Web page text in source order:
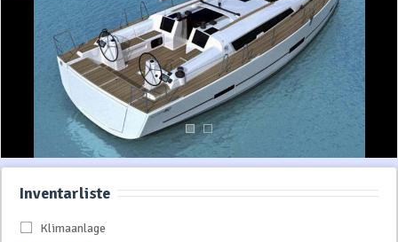
Inventarliste
Klimaanlage